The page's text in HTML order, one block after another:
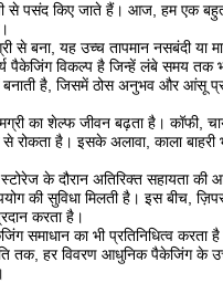
से पसंद किए जाते हैं। आज, हम एक बहुत
बना, यह उच्च तापमान नसबंदी या
पैकेजिंग विकल्प है जिन्हें लंबे समय
है, जिसमें ठोस अनुभव और आंसू
का शेल्फ जीवन बढ़ता है।
रोकता है। इसके अलावा, काला
के दौरान अतिरिक्त सहायता की
की सुविधा मिलती है। इस बीच,
करता है।
समाधान का भी प्रतिनिधित्व करता
तक, हर विवरण आधुनिक पैकेजिंग के